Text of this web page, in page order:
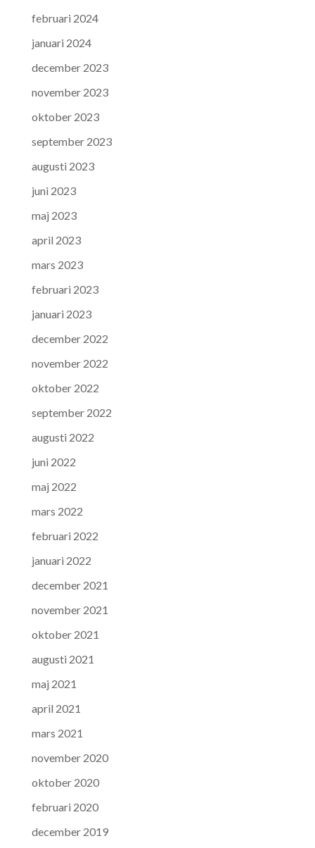
februari 2024
januari 2024
december 2023
november 2023
oktober 2023
september 2023
augusti 2023
juni 2023
maj 2023
april 2023
mars 2023
februari 2023
januari 2023
december 2022
november 2022
oktober 2022
september 2022
augusti 2022
juni 2022
maj 2022
mars 2022
februari 2022
januari 2022
december 2021
november 2021
oktober 2021
augusti 2021
maj 2021
april 2021
mars 2021
november 2020
oktober 2020
februari 2020
december 2019